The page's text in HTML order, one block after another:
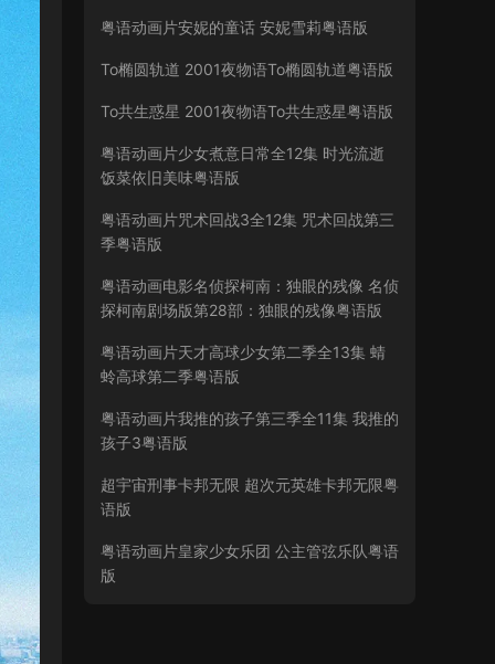
粤语动画片安妮的童话 安妮雪莉粤语版
To椭圆轨道 2001夜物语To椭圆轨道粤语版
To共生惑星 2001夜物语To共生惑星粤语版
粤语动画片少女煮意日常全12集 时光流逝
饭菜依旧美味粤语版
粤语动画片咒术回战3全12集 咒术回战第三
季粤语版
粤语动画电影名侦探柯南：独眼的残像 名侦
探柯南剧场版第28部：独眼的残像粤语版
粤语动画片天才高球少女第二季全13集 蜻
蛉高球第二季粤语版
粤语动画片我推的孩子第三季全11集 我推的
孩子3粤语版
超宇宙刑事卡邦无限 超次元英雄卡邦无限粤
语版
粤语动画片皇家少女乐团 公主管弦乐队粤语
版